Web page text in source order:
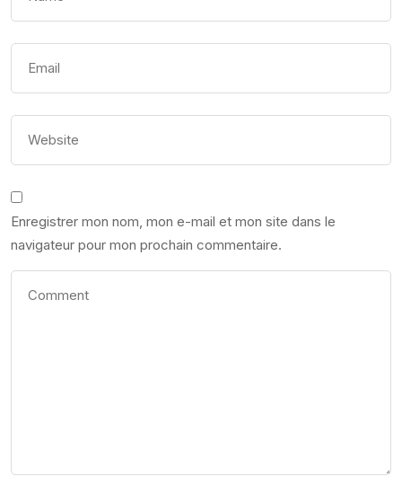
Enregistrer mon nom, mon e-mail et mon site dans le
navigateur pour mon prochain commentaire.